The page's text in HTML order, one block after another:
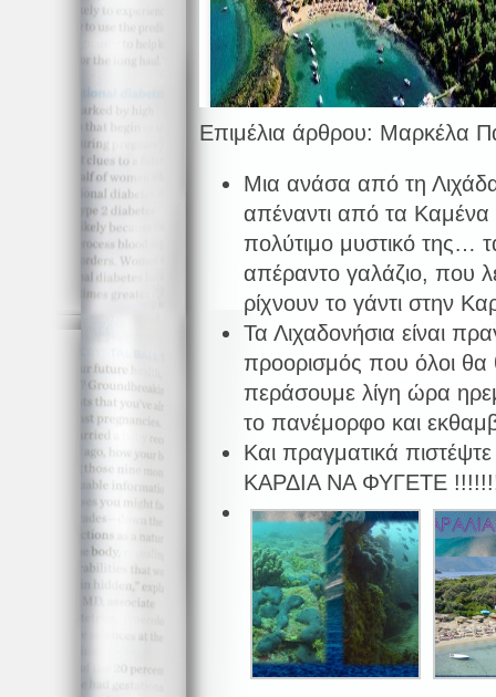
Επιμέλια άρθρου: Μαρκέλα
Μια ανάσα από τη
απέναντι από τα Καμένα
πολύτιμο μυστικό της…
απέραντο γαλάζιο, που
ρίχνουν το γάντι στην
Τα Λιχαδονήσια είναι
προορισμός που όλοι
περάσουμε λίγη ώρα
το πανέμορφο και
Και πραγματικά
ΚΑΡΔΙΑ ΝΑ ΦΥΓΕΤΕ